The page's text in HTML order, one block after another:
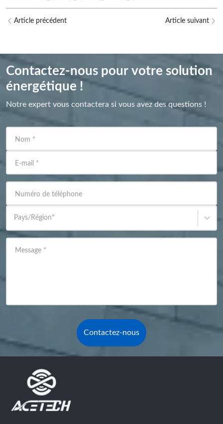
Article précédent Article suivant
Contactez-nous pour votre solution
énergétique !
Notre expert vous contactera si vous avez des questions !
Nom *
E-mail *
Numéro de téléphone
Pays/Région*
Message *
Contactez-nous